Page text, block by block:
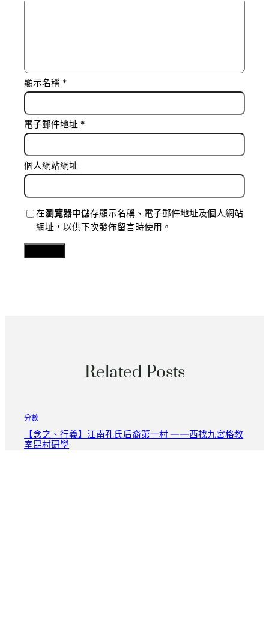
顯示名稱 *
電子郵件地址 *
個人網站網址
在瀏覽器中儲存顯示名稱、電子郵件地址及個人網站
網址，以供下次發佈留言時使用。
Related Posts
分數
【念之、行義】江南孔氏后裔第一村 ——西找九宮格教
室昆村研學